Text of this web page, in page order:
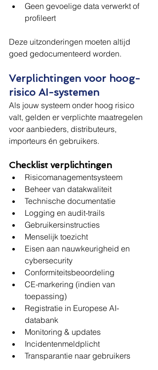
Geen gevoelige data verwerkt of
profileert
Deze uitzonderingen moeten altijd
goed gedocumenteerd worden.
Verplichtingen voor hoog-
risico AI-systemen
Als jouw systeem onder hoog risico
valt, gelden er verplichte maatregelen
voor aanbieders, distributeurs,
importeurs én gebruikers.
Checklist verplichtingen
Risicomanagementsysteem
Beheer van datakwaliteit
Technische documentatie
Logging en audit-trails
Gebruikersinstructies
Menselijk toezicht
Eisen aan nauwkeurigheid en
cybersecurity
Conformiteitsbeoordeling
CE-markering (indien van
toepassing)
Registratie in Europese AI-
databank
Monitoring & updates
Incidentenmeldplicht
Transparantie naar gebruikers